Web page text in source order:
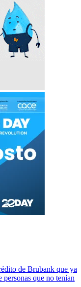
de Brubank que ya
personas que no tenían